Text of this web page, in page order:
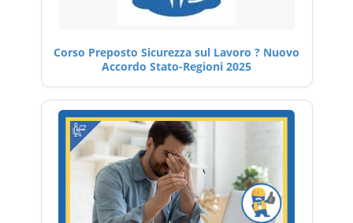
Corso Preposto Sicurezza sul Lavoro ? Nuovo
Accordo Stato-Regioni 2025